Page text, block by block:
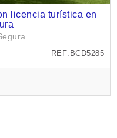
licencia turística en
REF:BCD5285